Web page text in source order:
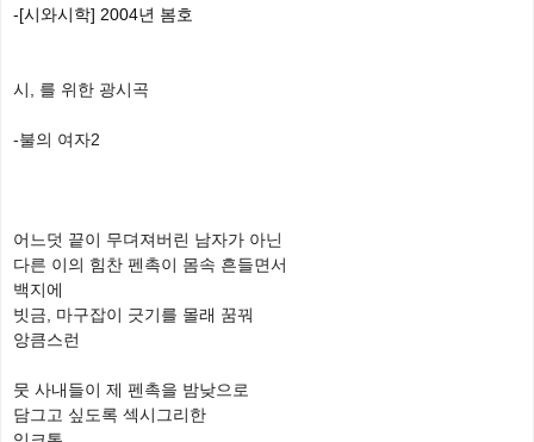
-[시와시학] 2004년 봄호
시, 를 위한 광시곡
-불의 여자2
어느덧 끝이 무뎌져버린 남자가 아닌
다른 이의 힘찬 펜촉이 몸속 흔들면서
백지에
빗금, 마구잡이 긋기를 몰래 꿈꿔
앙큼스런
뭇 사내들이 제 펜촉을 밤낮으로
담그고 싶도록 섹시그리한